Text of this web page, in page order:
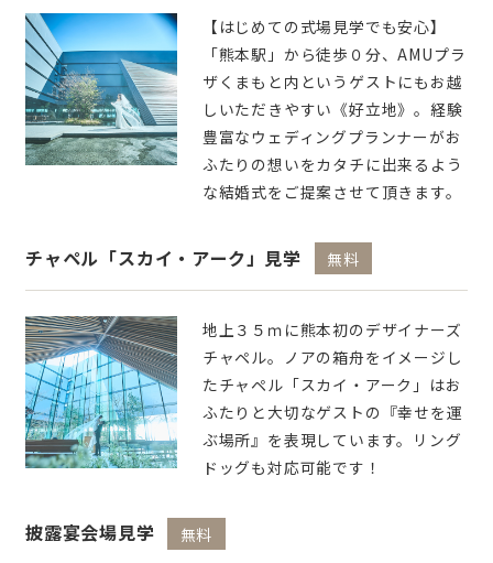
【はじめての式場見学でも安心】
「熊本駅」から徒歩０分、AMUプラ
ザくまもと内というゲストにもお越
しいただきやすい《好立地》。経験
豊富なウェディングプランナーがお
ふたりの想いをカタチに出来るよう
な結婚式をご提案させて頂きます。
チャペル「スカイ・アーク」見学 無料
地上３５ｍに熊本初のデザイナーズ
チャペル。ノアの箱舟をイメージし
たチャペル「スカイ・アーク」はお
ふたりと大切なゲストの『幸せを運
ぶ場所』を表現しています。リング
ドッグも対応可能です！
披露宴会場見学 無料